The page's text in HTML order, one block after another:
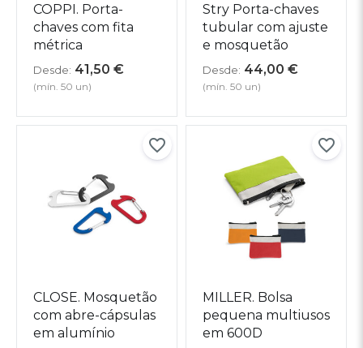
COPPI. Porta-
chaves com fita
métrica
Desde: 41,50 €
(mín. 50 un)
Stry Porta-chaves
tubular com ajuste
e mosquetão
Desde: 44,00 €
(mín. 50 un)
CLOSE. Mosquetão
com abre-cápsulas
em alumínio
MILLER. Bolsa
pequena multiusos
em 600D